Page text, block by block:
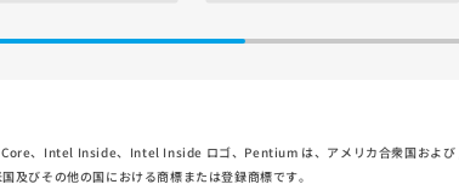
、Intel Inside、Intel Inside ロゴ、Pentium は、アメリカ合衆国および
びその他の国における商標または登録商標です。